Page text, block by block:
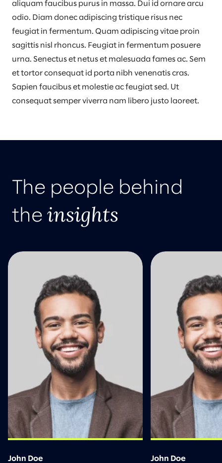
aliquam faucibus purus in massa. Dui id ornare arcu
odio. Diam donec adipiscing tristique risus nec
feugiat in fermentum. Quam adipiscing vitae proin
sagittis nisl rhoncus. Feugiat in fermentum posuere
urna. Senectus et netus et malesuada fames ac. Sem
et tortor consequat id porta nibh venenatis cras.
Sapien faucibus et molestie ac feugiat sed. Ut
consequat semper viverra nam libero justo laoreet.
The people behind
the insights
John Doe
John Doe